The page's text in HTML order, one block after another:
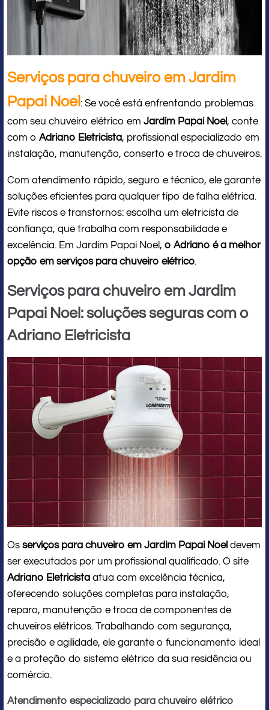
Serviços para chuveiro em Jardim
Papai Noel : Se você está enfrentando problemas
com seu chuveiro elétrico em Jardim Papai Noel, conte
com o Adriano Eletricista, profissional especializado em
instalação, manutenção, conserto e troca de chuveiros.
Com atendimento rápido, seguro e técnico, ele garante
soluções eficientes para qualquer tipo de falha elétrica.
Evite riscos e transtornos: escolha um eletricista de
confiança, que trabalha com responsabilidade e
excelência. Em Jardim Papai Noel, o Adriano é a melhor
opção em serviços para chuveiro elétrico.
Serviços para chuveiro em Jardim
Papai Noel: soluções seguras com o
Adriano Eletricista
Os serviços para chuveiro em Jardim Papai Noel devem
ser executados por um profissional qualificado. O site
Adriano Eletricista atua com excelência técnica,
oferecendo soluções completas para instalação,
reparo, manutenção e troca de componentes de
chuveiros elétricos. Trabalhando com segurança,
precisão e agilidade, ele garante o funcionamento ideal
e a proteção do sistema elétrico da sua residência ou
comércio.
Atendimento especializado para chuveiro elétrico